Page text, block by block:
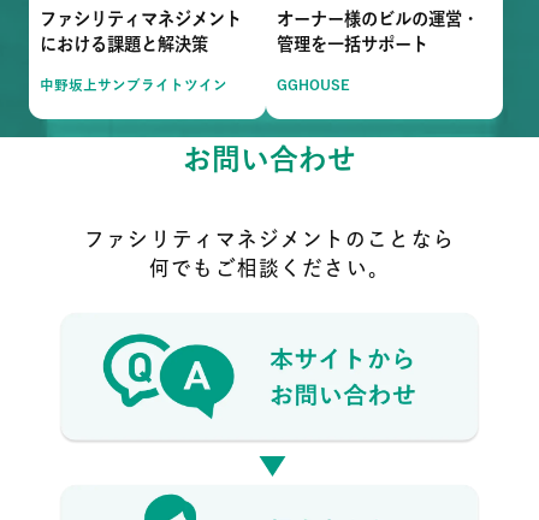
ファシリティマネジメント
における課題と解決策
中野坂上サンブライトツイン
オーナー様のビルの運営・
管理を一括サポート
GGHOUSE
お問い合わせ
ファシリティマネジメントのことなら
何でもご相談ください。